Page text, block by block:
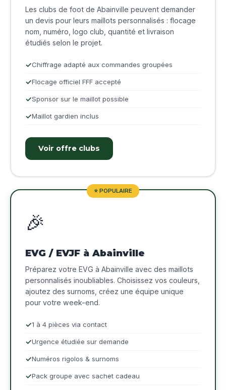
Les clubs de foot de Abainville peuvent demander
un devis pour leurs maillots personnalisés : flocage
nom, numéro, logo club, quantité et livraison
étudiés selon le projet.
Chiffrage adapté aux commandes groupées
Flocage officiel FFF accepté
Sponsor sur le maillot possible
Maillot gardien inclus
Voir offre clubs
⭐ POPULAIRE
🎉
EVG / EVJF à Abainville
Préparez votre EVG à Abainville avec des maillots
personnalisés inoubliables. Choisissez vos couleurs,
ajoutez des surnoms, créez une équipe unique
pour votre week-end.
1 à 4 pièces via contact
Urgence étudiée sur demande
Numéros rigolos & surnoms
Pack groupe avec sachet cadeau